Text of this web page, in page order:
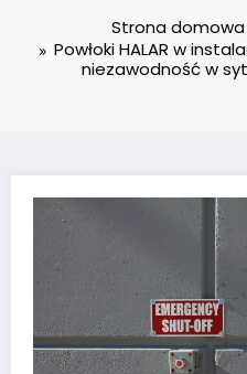
Strona domowa
Powłoki HALAR w
niezawodność w